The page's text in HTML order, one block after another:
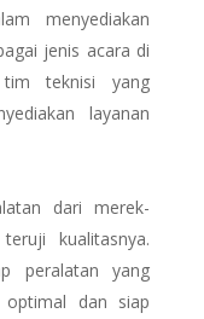
menyediakan
jenis acara di
teknisi yang
layanan
dari merek-
kualitasnya.
peralatan yang
optimal dan siap